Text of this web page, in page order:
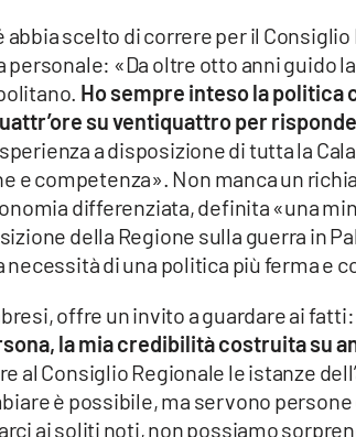
abbia scelto di correre per il
personale: «Da oltre otto anni guido
Ho sempre inteso la politica
su ventiquattro per
a disposizione di tutta la
e competenza». Non manca un
differenziata, definita «una
della Regione sulla guerra in
di una politica più ferma e
offre un invito a guardare ai fatti:
la mia credibilità costruita su
al Consiglio Regionale le istanze
è possibile, ma servono
ai soliti noti, non possiamo